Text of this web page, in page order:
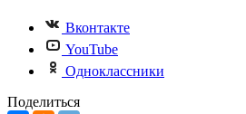
Вконтакте
YouTube
Одноклассники
Поделиться